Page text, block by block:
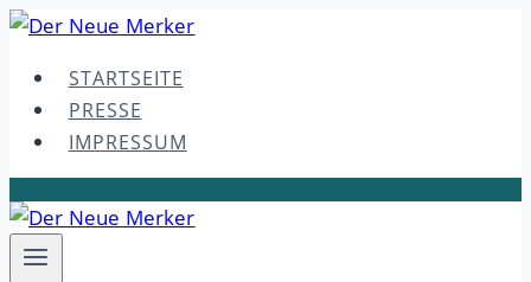
Skip
contentSTARTSEITE
PRESSE
IMPRESSUM